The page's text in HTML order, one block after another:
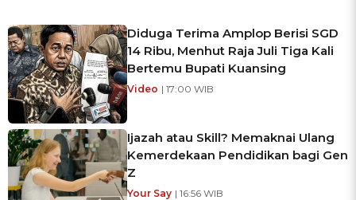
Diduga Terima Amplop Berisi SGD
14 Ribu, Menhut Raja Juli Tiga Kali
Bertemu Bupati Kuansing
Video | 17:00 WIB
Ijazah atau Skill? Memaknai Ulang
Kemerdekaan Pendidikan bagi Gen
Z
Your Say | 16:56 WIB